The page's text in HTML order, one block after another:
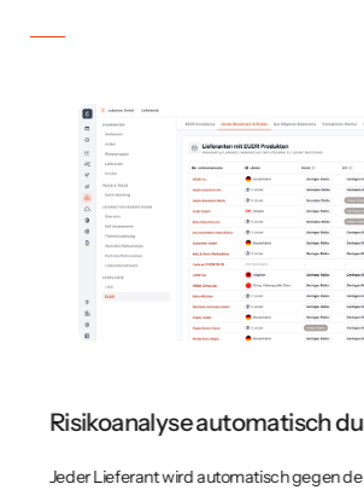
Risikoanalyse automatisch
Jeder Lieferant wird automatisch gegen den